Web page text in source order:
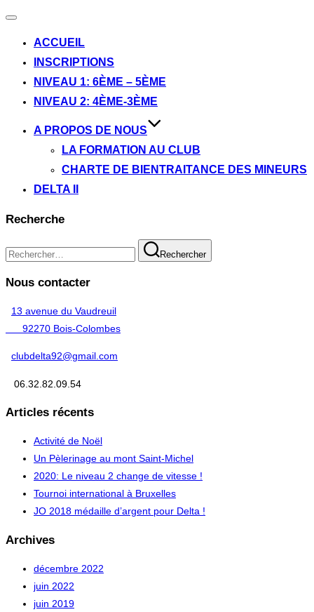
Ouvrir/fermer
navigationACCUEIL
INSCRIPTIONS
NIVEAU 1: 6ÈME – 5ÈME
NIVEAU 2: 4ÈME-3ÈME
A PROPOS DE NOUS
LA FORMATION AU CLUB
CHARTE DE BIENTRAITANCE DES MINEURS
DELTA II
Recherche
Recherche
pour :
Rechercher
Nous contacter
13 avenue du Vaudreuil
92270 Bois-Colombes
clubdelta92@gmail.com
06.32.82.09.54
Articles récents
Activité de Noël
Un Pèlerinage au mont Saint-Michel
2020: Le niveau 2 change de vitesse !
Tournoi international à Bruxelles
JO 2018 médaille d’argent pour Delta !
Archives
décembre 2022
juin 2022
juin 2019